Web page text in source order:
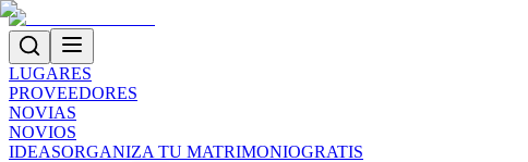
LUGARES
PROVEEDORES
NOVIAS
NOVIOS
IDEASORGANIZA TU MATRIMONIOGRATIS